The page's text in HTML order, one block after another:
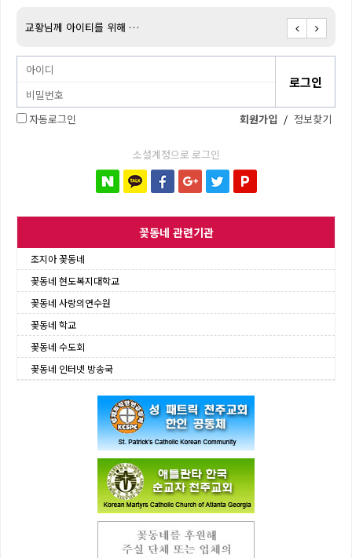
교황님께 아이티를 위해 …
자동로그인 회원가입 / 정보찾기
소셜계정으로 로그인
꽃동네 관련기관
조지아 꽃동네
꽃동네 현도복지대학교
꽃동네 사랑의연수원
꽃동네 학교
꽃동네 수도회
꽃동네 인터넷 방송국